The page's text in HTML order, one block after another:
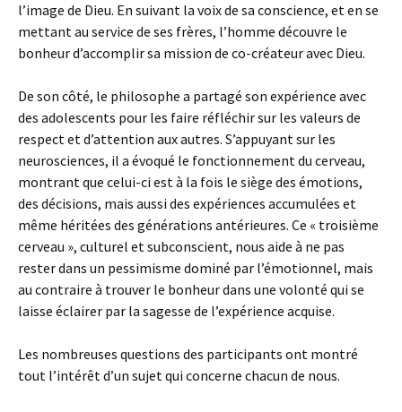
l’image de Dieu. En suivant la voix de sa conscience, et en se
mettant au service de ses frères, l’homme découvre le
bonheur d’accomplir sa mission de co-créateur avec Dieu.
De son côté, le philosophe a partagé son expérience avec
des adolescents pour les faire réfléchir sur les valeurs de
respect et d’attention aux autres. S’appuyant sur les
neurosciences, il a évoqué le fonctionnement du cerveau,
montrant que celui-ci est à la fois le siège des émotions,
des décisions, mais aussi des expériences accumulées et
même héritées des générations antérieures. Ce « troisième
cerveau », culturel et subconscient, nous aide à ne pas
rester dans un pessimisme dominé par l’émotionnel, mais
au contraire à trouver le bonheur dans une volonté qui se
laisse éclairer par la sagesse de l’expérience acquise.
Les nombreuses questions des participants ont montré
tout l’intérêt d’un sujet qui concerne chacun de nous.